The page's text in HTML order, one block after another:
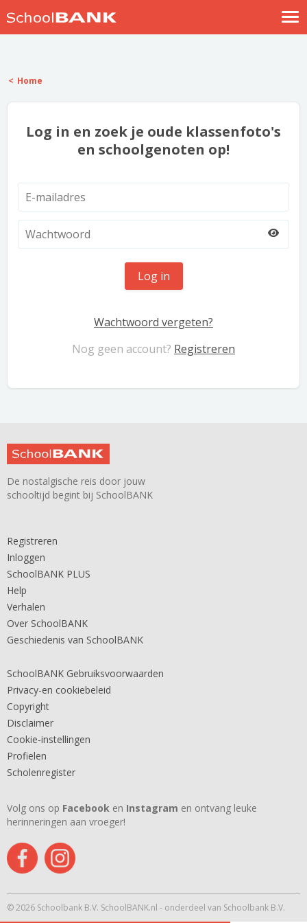
Help
Home
Log in en zoek je oude klassenfoto's
en schoolgenoten op!
Log in
Wachtwoord vergeten?
Nog geen account? Registreren
De nostalgische reis door jouw
schooltijd begint bij SchoolBANK
Registreren
Inloggen
SchoolBANK PLUS
Help
Verhalen
Over SchoolBANK
Geschiedenis van SchoolBANK
SchoolBANK Gebruiksvoorwaarden
Privacy-en cookiebeleid
Copyright
Disclaimer
Cookie-instellingen
Profielen
Scholenregister
Volg ons op Facebook en Instagram en ontvang leuke
herinneringen aan vroeger!
© 2026 Schoolbank B.V. SchoolBANK.nl - onderdeel van Schoolbank B.V.